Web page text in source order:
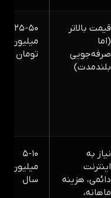
قیمت بالاتر
(اما
صرفه‌جویی
بلندمدت)
۲۵-۵۰
میلیون
تومان
نیاز به
اینترنت
دائمی، هزینه
ماهانه،
۵-۱۰
میلیون/
سال